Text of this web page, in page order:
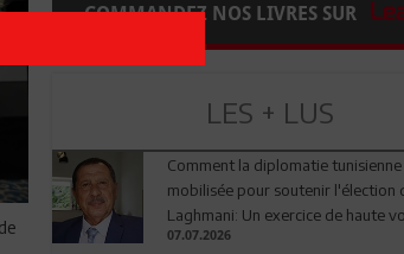
COMMANDEZ NOS LIVRES SUR
LES + LUS
Comment la diplomatie
mobilisée pour soutenir l'élection
Laghmani: Un exercice de haute
07.07.2026